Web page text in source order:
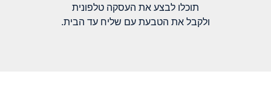
תוכלו לבצע את העסקה טלפונית
ולקבל את הטבעת עם שליח עד הבית.